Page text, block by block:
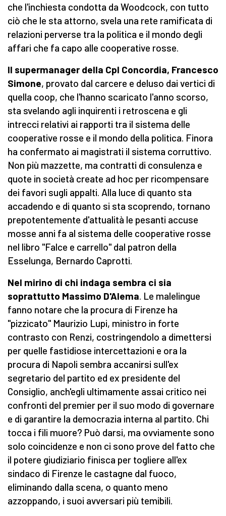
che l'inchiesta condotta da Woodcock, con tutto
ciò che le sta attorno, svela una rete ramificata di
relazioni perverse tra la politica e il mondo degli
affari che fa capo alle cooperative rosse.
Il supermanager della Cpl Concordia, Francesco
Simone, provato dal carcere e deluso dai vertici di
quella coop, che l'hanno scaricato l'anno scorso,
sta svelando agli inquirenti i retroscena e gli
intrecci relativi ai rapporti tra il sistema delle
cooperative rosse e il mondo della politica. Finora
ha confermato ai magistrati il sistema corruttivo.
Non più mazzette, ma contratti di consulenza e
quote in società create ad hoc per ricompensare
dei favori sugli appalti. Alla luce di quanto sta
accadendo e di quanto si sta scoprendo, tornano
prepotentemente d'attualità le pesanti accuse
mosse anni fa al sistema delle cooperative rosse
nel libro "Falce e carrello" dal patron della
Esselunga, Bernardo Caprotti.
Nel mirino di chi indaga sembra ci sia
soprattutto Massimo D'Alema. Le malelingue
fanno notare che la procura di Firenze ha
"pizzicato" Maurizio Lupi, ministro in forte
contrasto con Renzi, costringendolo a dimettersi
per quelle fastidiose intercettazioni e ora la
procura di Napoli sembra accanirsi sull'ex
segretario del partito ed ex presidente del
Consiglio, anch'egli ultimamente assai critico nei
confronti del premier per il suo modo di governare
e di garantire la democrazia interna al partito. Chi
tocca i fili muore? Può darsi, ma ovviamente sono
solo coincidenze e non ci sono prove del fatto che
il potere giudiziario finisca per togliere all'ex
sindaco di Firenze le castagne dal fuoco,
eliminando dalla scena, o quanto meno
azzoppando, i suoi avversari più temibili.